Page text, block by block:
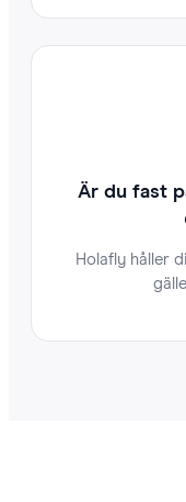
Är du fast
Holafly håller